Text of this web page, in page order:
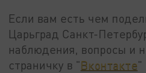
Если вам есть чем
Царьград Санкт-
наблюдения, вопросы и
страничку в "Вконтакте"